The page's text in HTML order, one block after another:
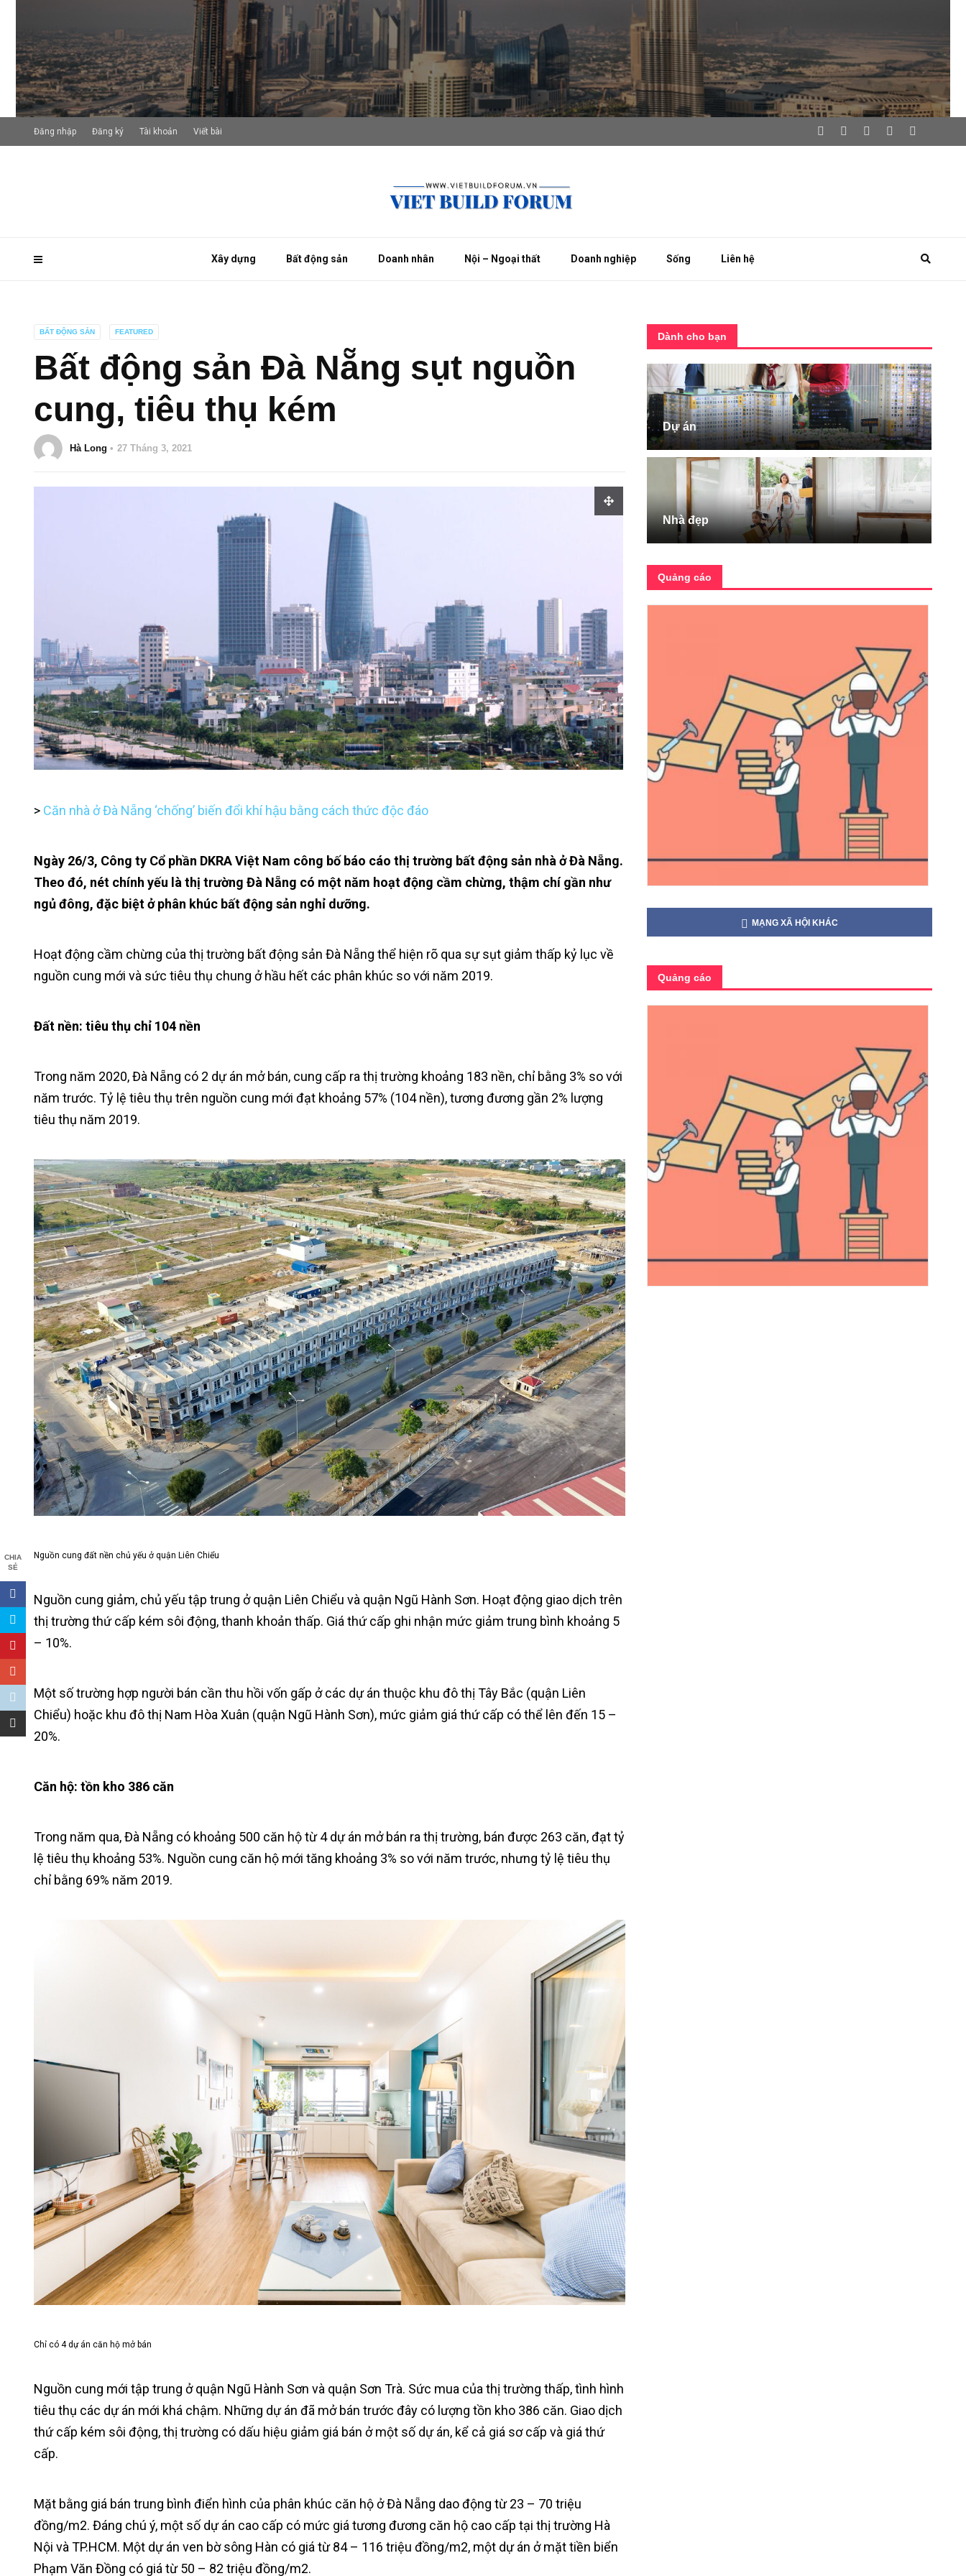
Xây dựng Bất động sản Doanh nhân Nội – Ngoại thất Doanh nghiệp Sống Liên hệ
Đăng nhập Đăng ký Tài khoản Viết bài
BẤT ĐỘNG SẢN FEATURED
Bất động sản Đà Nẵng sụt nguồn
cung, tiêu thụ kém
Hà Long 27 Tháng 3, 2021
CHIA
SẺ
> Căn nhà ở Đà Nẵng ‘chống’ biến đổi khí hậu bằng cách thức độc đáo
Ngày 26/3, Công ty Cổ phần DKRA Việt Nam công bố báo cáo thị trường bất động sản nhà ở Đà Nẵng.
Theo đó, nét chính yếu là thị trường Đà Nẵng có một năm hoạt động cầm chừng, thậm chí gần như
ngủ đông, đặc biệt ở phân khúc bất động sản nghỉ dưỡng.
Hoạt động cầm chừng của thị trường bất động sản Đà Nẵng thể hiện rõ qua sự sụt giảm thấp kỷ lục về
nguồn cung mới và sức tiêu thụ chung ở hầu hết các phân khúc so với năm 2019.
Đất nền: tiêu thụ chỉ 104 nền
Trong năm 2020, Đà Nẵng có 2 dự án mở bán, cung cấp ra thị trường khoảng 183 nền, chỉ bằng 3% so với
năm trước. Tỷ lệ tiêu thụ trên nguồn cung mới đạt khoảng 57% (104 nền), tương đương gần 2% lượng
tiêu thụ năm 2019.
Nguồn cung đất nền chủ yếu ở quận Liên Chiểu
Nguồn cung giảm, chủ yếu tập trung ở quận Liên Chiểu và quận Ngũ Hành Sơn. Hoạt động giao dịch trên
thị trường thứ cấp kém sôi động, thanh khoản thấp. Giá thứ cấp ghi nhận mức giảm trung bình khoảng 5
– 10%.
Một số trường hợp người bán cần thu hồi vốn gấp ở các dự án thuộc khu đô thị Tây Bắc (quận Liên
Chiểu) hoặc khu đô thị Nam Hòa Xuân (quận Ngũ Hành Sơn), mức giảm giá thứ cấp có thể lên đến 15 –
20%.
Căn hộ: tồn kho 386 căn
Trong năm qua, Đà Nẵng có khoảng 500 căn hộ từ 4 dự án mở bán ra thị trường, bán được 263 căn, đạt tỷ
lệ tiêu thụ khoảng 53%. Nguồn cung căn hộ mới tăng khoảng 3% so với năm trước, nhưng tỷ lệ tiêu thụ
chỉ bằng 69% năm 2019.
Chỉ có 4 dự án căn hộ mở bán
Nguồn cung mới tập trung ở quận Ngũ Hành Sơn và quận Sơn Trà. Sức mua của thị trường thấp, tình hình
tiêu thụ các dự án mới khá chậm. Những dự án đã mở bán trước đây có lượng tồn kho 386 căn. Giao dịch
thứ cấp kém sôi động, thị trường có dấu hiệu giảm giá bán ở một số dự án, kể cả giá sơ cấp và giá thứ
cấp.
Mặt bằng giá bán trung bình điển hình của phân khúc căn hộ ở Đà Nẵng dao động từ 23 – 70 triệu
đồng/m2. Đáng chú ý, một số dự án cao cấp có mức giá tương đương căn hộ cao cấp tại thị trường Hà
Nội và TP.HCM. Một dự án ven bờ sông Hàn có giá từ 84 – 116 triệu đồng/m2, một dự án ở mặt tiền biển
Phạm Văn Đồng có giá từ 50 – 82 triệu đồng/m2.
Dành cho bạn
Dự án
Nhà đẹp
Quảng cáo
MẠNG XÃ HỘI KHÁC
Quảng cáo